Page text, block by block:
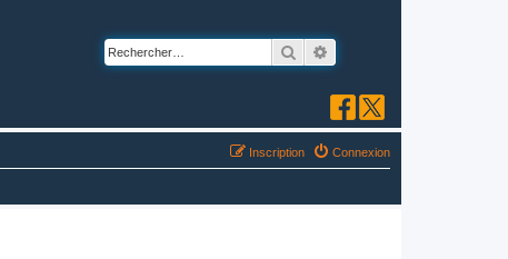
Rechercher
Connexion
Inscription